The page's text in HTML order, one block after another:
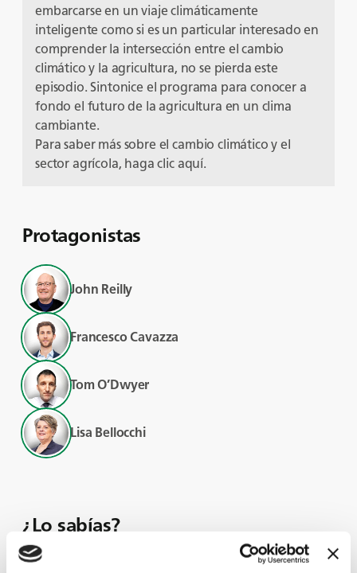
embarcarse en un viaje climáticamente
inteligente como si es un particular interesado en
comprender la intersección entre el cambio
climático y la agricultura, no se pierda este
episodio. Sintonice el programa para conocer a
fondo el futuro de la agricultura en un clima
cambiante.
Para saber más sobre el cambio climático y el
sector agrícola, haga clic aquí.
Protagonistas
John Reilly
Francesco Cavazza
Tom O’Dwyer
Lisa Bellocchi
¿Lo sabías?